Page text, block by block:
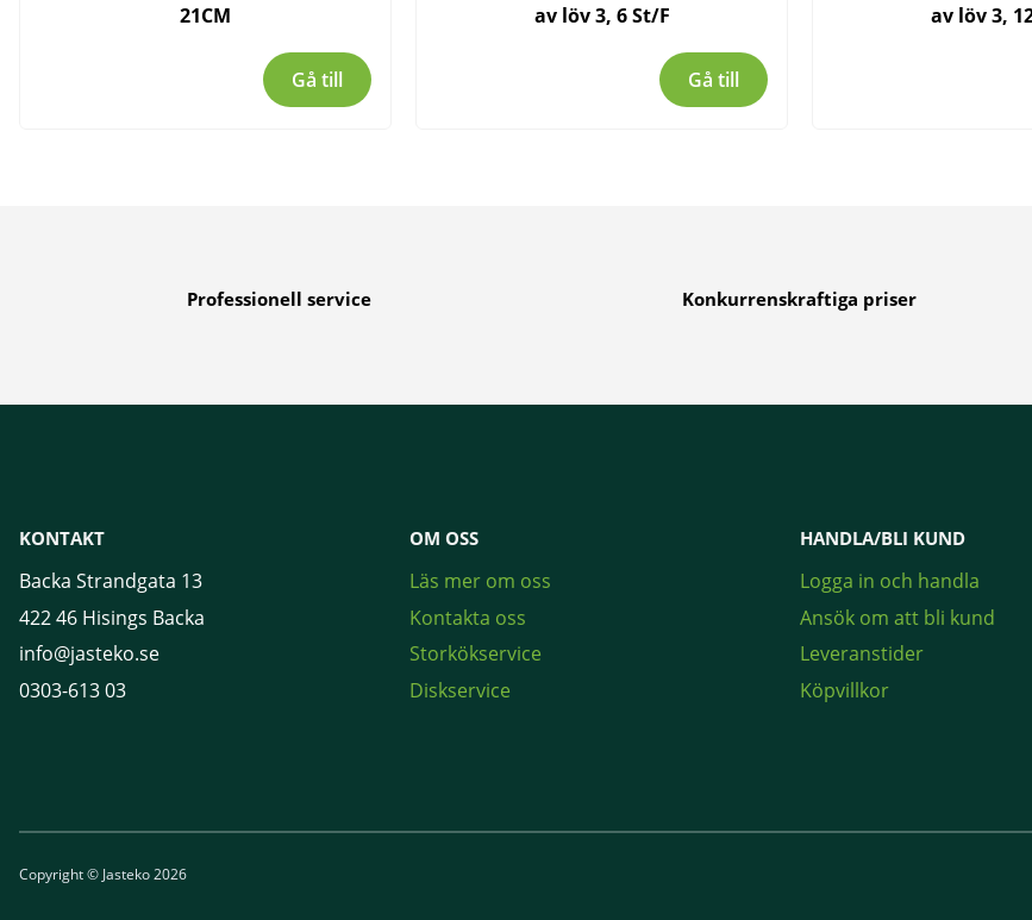
21CM
Gå till
av löv 3, 6 St/F
Gå till
av löv 3,
Professionell service Konkurrenskraftiga priser
KONTAKT
Backa Strandgata 13
422 46 Hisings Backa
info@jasteko.se
0303-613 03
OM OSS
Läs mer om oss
Kontakta oss
Storkökservice
Diskservice
HANDLA/BLI KUND
Logga in och handla
Ansök om att bli kund
Leveranstider
Köpvillkor
Copyright © Jasteko 2026